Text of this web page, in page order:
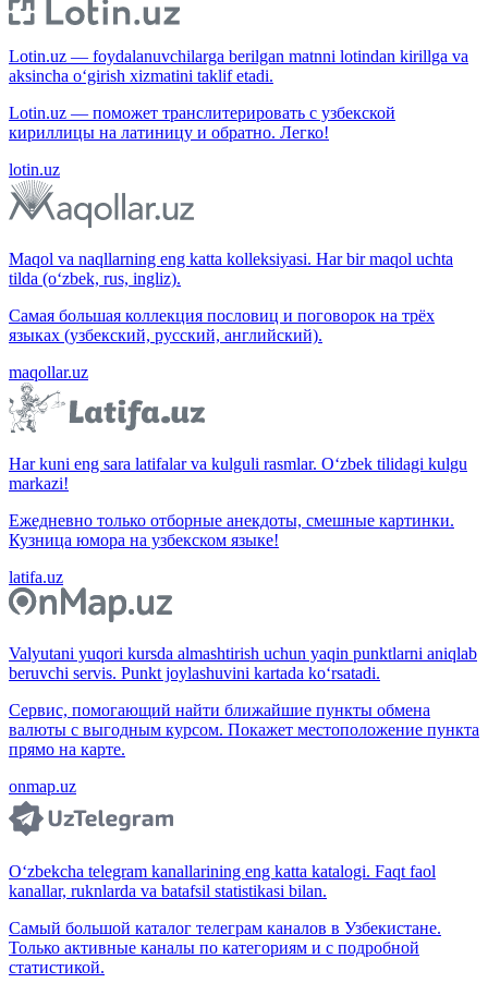
Lotin.uz — foydalanuvchilarga berilgan matnni lotindan kirillga va
aksincha o‘girish xizmatini taklif etadi.
Lotin.uz — поможет транслитерировать с узбекской
кириллицы на латиницу и обратно. Легко!
lotin.uz
Maqol va naqllarning eng katta kolleksiyasi. Har bir maqol uchta
tilda (o‘zbek, rus, ingliz).
Самая большая коллекция пословиц и поговорок на трёх
языках (узбекский, русский, английский).
maqollar.uz
Har kuni eng sara latifalar va kulguli rasmlar. O‘zbek tilidagi kulgu
markazi!
Ежедневно только отборные анекдоты, смешные картинки.
Кузница юмора на узбекском языке!
latifa.uz
Valyutani yuqori kursda almashtirish uchun yaqin punktlarni aniqlab
beruvchi servis. Punkt joylashuvini kartada ko‘rsatadi.
Сервис, помогающий найти ближайшие пункты обмена
валюты с выгодным курсом. Покажет местоположение пункта
прямо на карте.
onmap.uz
O‘zbekcha telegram kanallarining eng katta katalogi. Faqt faol
kanallar, ruknlarda va batafsil statistikasi bilan.
Самый большой каталог телеграм каналов в Узбекистане.
Только активные каналы по категориям и с подробной
статистикой.